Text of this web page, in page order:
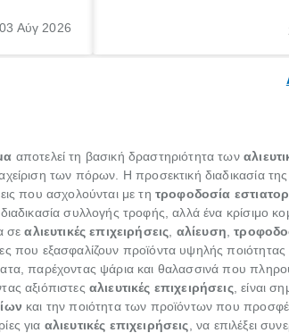
μέρες
03 Αύγ 2026
πληροφορίες για το «κνησμός
αποτελεί τη βασική δραστηριότητα των
των πόρων. Η προσεκτική διαδικασία της
που ασχολούνται με τη τροφοδοσία
συλλογής τροφής, αλλά ένα κρίσιμο
σεαλιευτικές επιχειρήσεις αλίευση ,
που εξασφαλίζουν προϊόντα υψηλής ποιότητας
παρέχοντας ψάρια και θαλασσινά που
αξιόπιστες αλιευτικές επιχειρήσεις, είναι
και την ποιότητα των προϊόντων που
για αλιευτικές επιχειρήσεις , να επιλέξει